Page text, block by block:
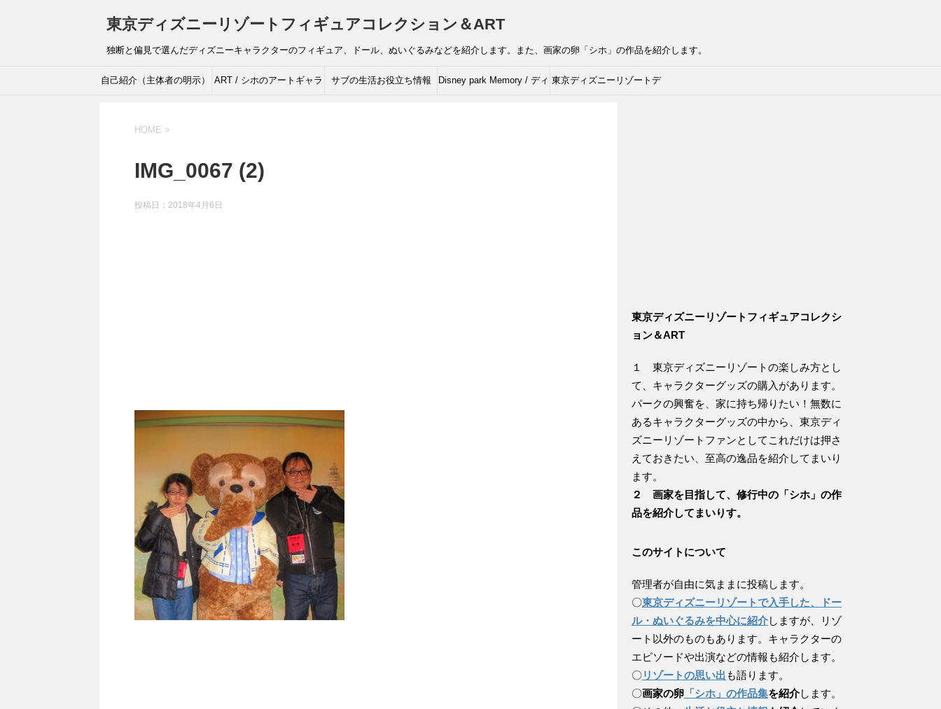
東京ディズニーリゾートフィギュアコレクション＆ART
独断と偏見で選んだディズニーキャラクターのフィギュア、ドール、ぬいぐるみなどを紹介します。また、画家の卵「シホ」の作品を紹介します。
自己紹介（主体者の明示） ART / シホのアートギャラ サブの生活お役立ち情報 Disney park Memory / ディ 東京ディズニーリゾートデ
HOME >
IMG_0067 (2)
投稿日： 2018年4月6日
東京ディズニーリゾートフィギュアコレクシ
ョン＆ART
１ 東京ディズニーリゾートの楽しみ方とし
て、キャラクターグッズの購入があります。
パークの興奮を、家に持ち帰りたい！無数に
あるキャラクターグッズの中から、東京ディ
ズニーリゾートファンとしてこれだけは押さ
えておきたい、至高の逸品を紹介してまいり
ます。
２ 画家を目指して、修行中の「シホ」の作
品を紹介してまいりす。
このサイトについて
管理者が自由に気ままに投稿します。
〇東京ディズニーリゾートで入手した、ドー
ル・ぬいぐるみを中心に紹介しますが、リゾ
ート以外のものもあります。キャラクターの
エピソードや出演などの情報も紹介します。
〇リゾートの思い出も語ります。
〇画家の卵 「シホ」の作品集を紹介します。